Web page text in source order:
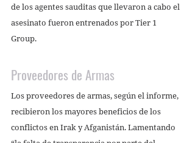
de los agentes sauditas que llevaron a cabo el
asesinato fueron entrenados por Tier 1
Group.
Proveedores de Armas
Los proveedores de armas, según el informe,
recibieron los mayores beneficios de los
conflictos en Irak y Afganistán. Lamentando